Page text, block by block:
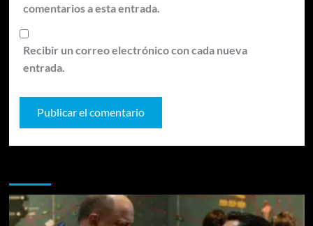
comentarios a esta entrada.
Recibir un correo electrónico con cada nueva
entrada.